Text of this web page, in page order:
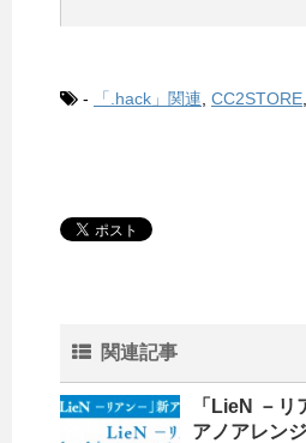
- 「.hack」関連 CC2STORE
関連記事
「LieN －
アノアレン